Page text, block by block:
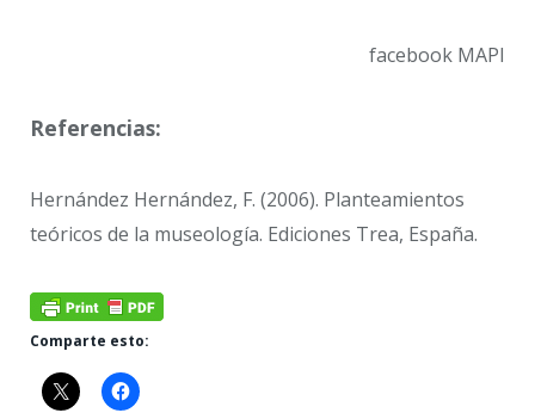
facebook MAPI
Referencias:
Hernández Hernández, F. (2006). Planteamientos
teóricos de la museología. Ediciones Trea, España.
Comparte esto: